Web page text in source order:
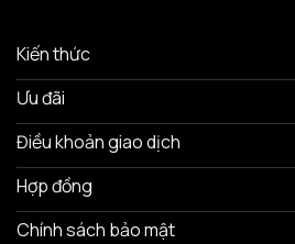
Kiến thức
Ưu đãi
Điều khoản giao dịch
Hợp đồng
Chính sách bảo mật